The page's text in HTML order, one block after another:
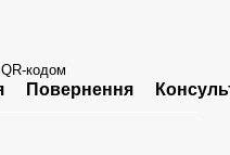
кодом
Повернення